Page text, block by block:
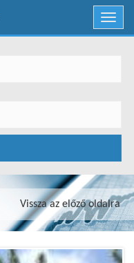
Menü
Vissza az előző oldalra